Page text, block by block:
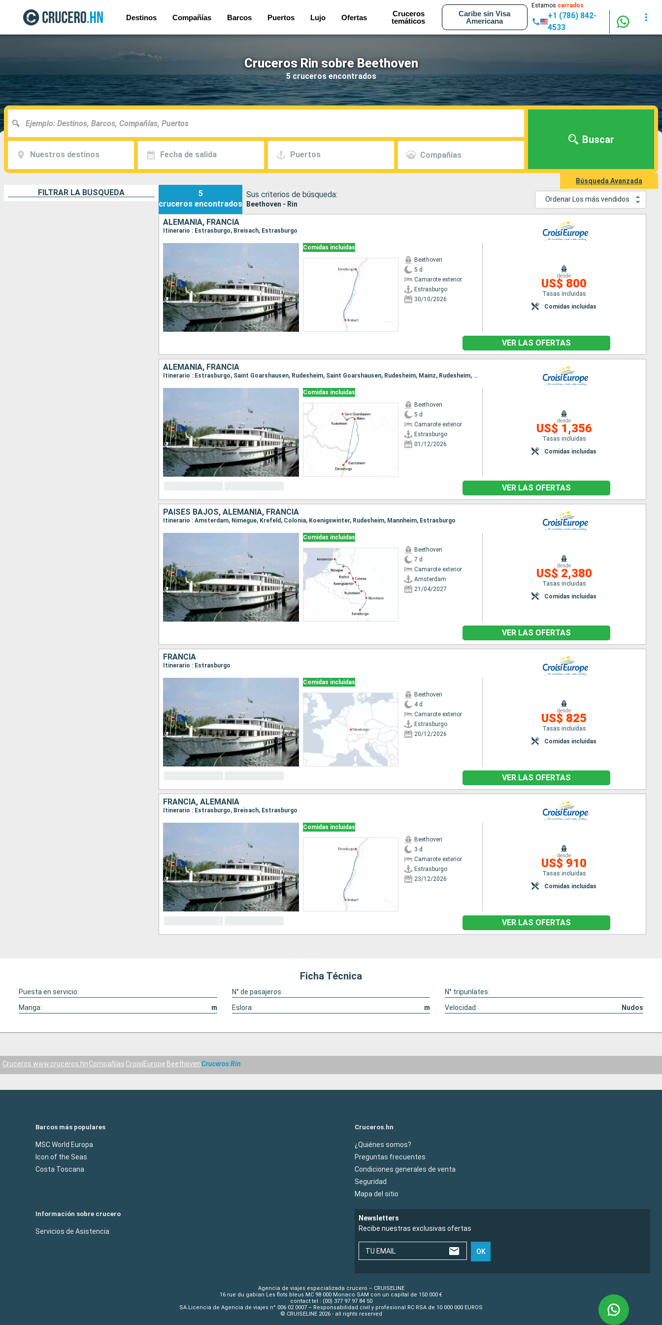
Destinos Compañías Barcos Puertos Lujo Ofertas
Cruceros
temáticos
Caribe sin Visa
Americana
Estamos cerrados
+1 (786) 842-
4533
Cruceros Rin sobre Beethoven
5 cruceros encontrados
Nuestros destinos Fecha de salida Puertos Compañías
Buscar
Búsqueda Avanzada
FILTRAR LA BÚSQUEDA
5
cruceros encontrados
Sus criterios de búsqueda:
Beethoven - Rin
Ordenar Los más vendidos
ALEMANIA, FRANCIA
Itinerario : Estrasburgo, Breisach, Estrasburgo
Comidas incluidas
Beethoven
5 d
Camarote exterior
Estrasburgo
30/10/2026
desde
US$ 800
Tasas incluidas
Comidas incluidas
VER LAS OFERTAS
ALEMANIA, FRANCIA
Itinerario : Estrasburgo, Saint Goarshausen, Rudesheim, Saint Goarshausen, Rudesheim, Mainz, Rudesheim, Mainz, Gambsheim, Estrasburgo, Gambsheim, Estrasburgo
Comidas incluidas
Beethoven
5 d
Camarote exterior
Estrasburgo
01/12/2026
desde
US$ 1,356
Tasas incluidas
Comidas incluidas
VER LAS OFERTAS
PAISES BAJOS, ALEMANIA, FRANCIA
Itinerario : Amsterdam, Nimegue, Krefeld, Colonia, Koenigswinter, Rudesheim, Mannheim, Estrasburgo
Comidas incluidas
Beethoven
7 d
Camarote exterior
Amsterdam
21/04/2027
desde
US$ 2,380
Tasas incluidas
Comidas incluidas
VER LAS OFERTAS
FRANCIA
Itinerario : Estrasburgo
Comidas incluidas
Beethoven
4 d
Camarote exterior
Estrasburgo
20/12/2026
desde
US$ 825
Tasas incluidas
Comidas incluidas
VER LAS OFERTAS
FRANCIA, ALEMANIA
Itinerario : Estrasburgo, Breisach, Estrasburgo
Comidas incluidas
Beethoven
3 d
Camarote exterior
Estrasburgo
23/12/2026
desde
US$ 910
Tasas incluidas
Comidas incluidas
VER LAS OFERTAS
Ficha Técnica
Puesta en servicio: N° de pasajeros:
N° tripunlates:
Manga:
m Eslora: m Velocidad: Nudos
Cruceros www.cruceros.hnCompañías CroisiEurope BeethovenCruceros Rin
Barcos más populares
MSC World Europa
Icon of the Seas
Costa Toscana
Cruceros.hn
¿Quiénes somos?
Preguntas frecuentes
Condiciones generales de venta
Seguridad
Mapa del sitio
Información sobre crucero
Servicios de Asistencia
Newsletters
Recibe nuestras exclusivas ofertas
TU EMAIL OK
Agencia de viajes especializada crucero – CRUISELINE
16 rue du gabian Les flots bleus MC 98 000 Monaco SAM con un capital de 150 000 €
contact tel : (00) 377 97 97 84 50
SA.Licencia de Agencia de viajes n° 006 02 0007 – Responsabilidad civil y profesional RC RSA de 10 000 000 EUROS
© CRUISELINE 2026 - all rights reserved